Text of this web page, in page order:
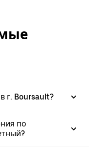
г. Boursault?
по